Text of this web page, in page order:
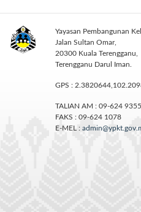
Yayasan Pembangunan
Jalan Sultan Omar,
20300 Kuala Terengganu,
Terengganu Darul Iman.
GPS :
TALIAN AM : 09-624
FAKS : 09-624 1078
E-MEL :